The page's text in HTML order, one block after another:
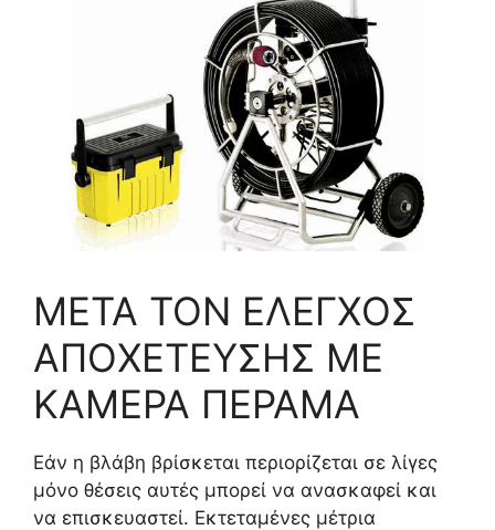
ΜΕΤΑ ΤΟΝ ΕΛΕΓΧΟΣ
ΑΠΟΧΕΤΕΥΣΗΣ ΜΕ
ΚΑΜΕΡΑ ΠΕΡΑΜΑ
Εάν η βλάβη βρίσκεται περιορίζεται σε λίγες
μόνο θέσεις αυτές μπορεί να ανασκαφεί και
να επισκευαστεί. Εκτεταμένες μέτρια